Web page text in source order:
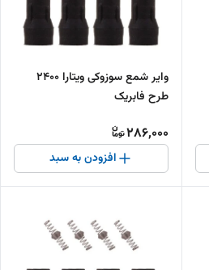
وایر شمع سوزوکی ویتارا 2400
طرح فابریک
286,000
افزودن به سبد